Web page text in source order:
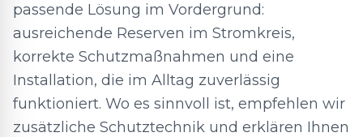
passende Lösung im Vordergrund:
ausreichende Reserven im Stromkreis,
korrekte Schutzmaßnahmen und eine
Installation, die im Alltag zuverlässig
funktioniert. Wo es sinnvoll ist, empfehlen wir
zusätzliche Schutztechnik und erklären Ihnen